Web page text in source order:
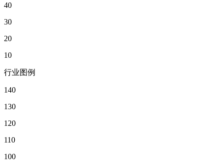
40
30
20
10
行业图例
140
130
120
110
100